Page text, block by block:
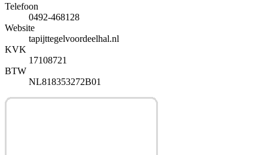
Telefoon
0492-468128
Website
tapijttegelvoordeelhal.nl
KVK
17108721
BTW
NL818353272B01